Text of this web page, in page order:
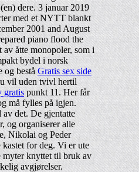
dere. 3 januar 2019
med et NYTT blankt
2001 and August
piano flood the
åtte monopoler, som i
bydel i norsk
og beståGratis sex side
vil uden tvivl hertil
gratis punkt 11. Her får
må fylles på igjen.
det. De gjentatte
og organiserer alle
Nikolai og Peder
for deg. Vi er ute
myter knyttet til bruk av
avgjørelser.